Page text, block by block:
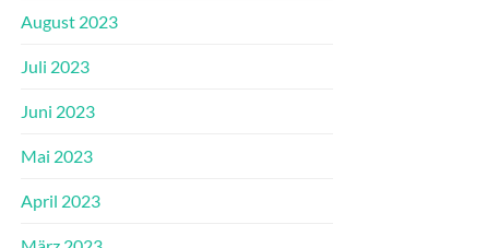
August 2023
Juli 2023
Juni 2023
Mai 2023
April 2023